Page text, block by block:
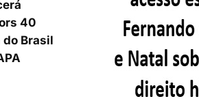
40
do Brasil